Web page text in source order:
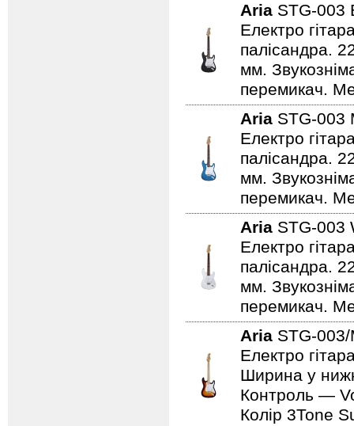
Aria STG-
Електро
палісандра.
мм.
перемикач.
Aria STG-
Електро
палісандра.
мм.
перемикач.
Aria STG-
Електро
палісандра.
мм.
перемикач.
Aria STG-
Електро
Ширина у
Контроль —
Колір 3Tone